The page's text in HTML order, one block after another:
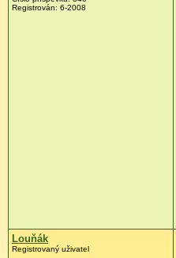
Registrován: 6-2008
Louňák
Registrovaný uživatel